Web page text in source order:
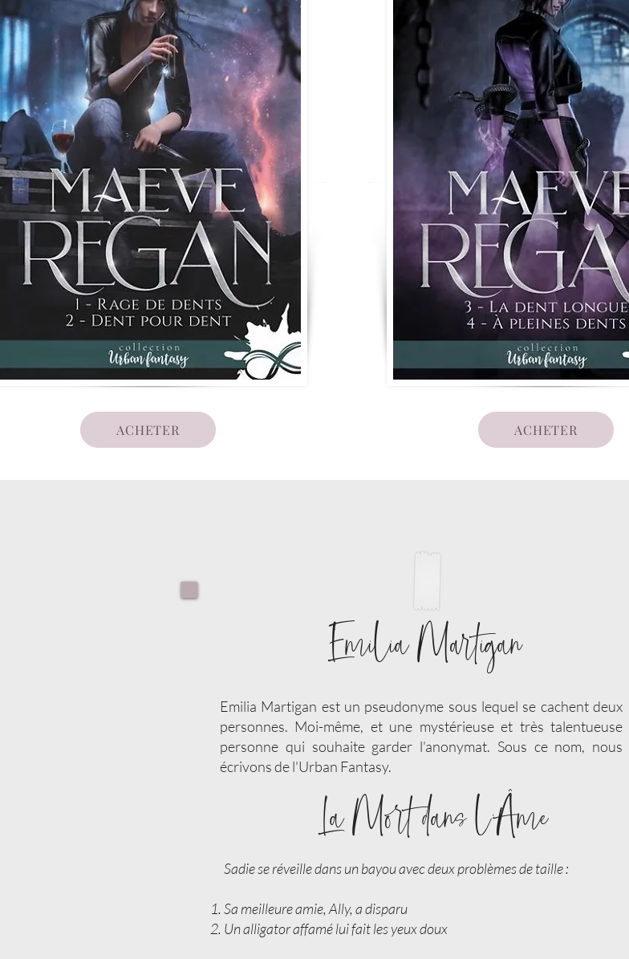
ACHETER ACHETER
Emilia Martigan
Emilia Martigan est un pseudonyme sous lequel se cachent deux
personnes. Moi-même, et une mystérieuse et très talentueuse
personne qui souhaite garder l'anonymat. Sous ce nom, nous
écrivons de l'Urban Fantasy.
La Mort dans l'Âme
Sadie se réveille dans un bayou avec deux problèmes de taille :
Sa meilleure amie, Ally, a disparu
Un alligator affamé lui fait les yeux doux